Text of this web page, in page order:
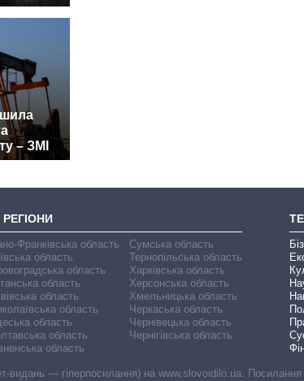
– ЗМІ
РЕГІОНИ
Франківська область
область
область
область
область
область
область
область
область
Сумська область
Тернопільська область
Харківська область
Херсонська область
Хмельницька область
Черкаська область
Чернівецька область
Чернігівська область
видань — гіперпосилання) на www.slovoidilo.ua. Посилання